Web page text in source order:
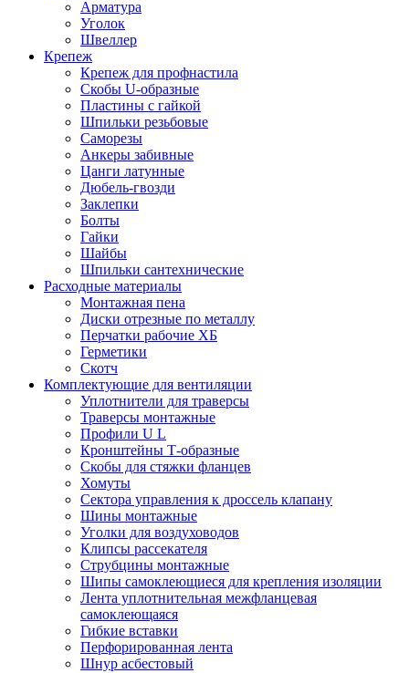
Арматура
Уголок
Швеллер
Крепеж
Крепеж для профнастила
Скобы U-образные
Пластины с гайкой
Шпильки резьбовые
Саморезы
Анкеры забивные
Цанги латунные
Дюбель-гвозди
Заклепки
Болты
Гайки
Шайбы
Шпильки сантехнические
Расходные материалы
Монтажная пена
Диски отрезные по металлу
Перчатки рабочие ХБ
Герметики
Скотч
Комплектующие для вентиляции
Уплотнители для траверсы
Траверсы монтажные
Профили U L
Кронштейны Т-образные
Скобы для стяжки фланцев
Хомуты
Сектора управления к дроссель клапану
Шины монтажные
Уголки для воздуховодов
Клипсы рассекателя
Струбцины монтажные
Шипы самоклеющиеся для крепления изоляции
Лента уплотнительная межфланцевая
самоклеющаяся
Гибкие вставки
Перфорированная лента
Шнур асбестовый